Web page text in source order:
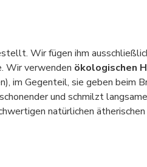
Wir fügen ihm
Wir verwenden ökologischen
im Gegenteil, sie geben beim
und schmilzt
natürlichen